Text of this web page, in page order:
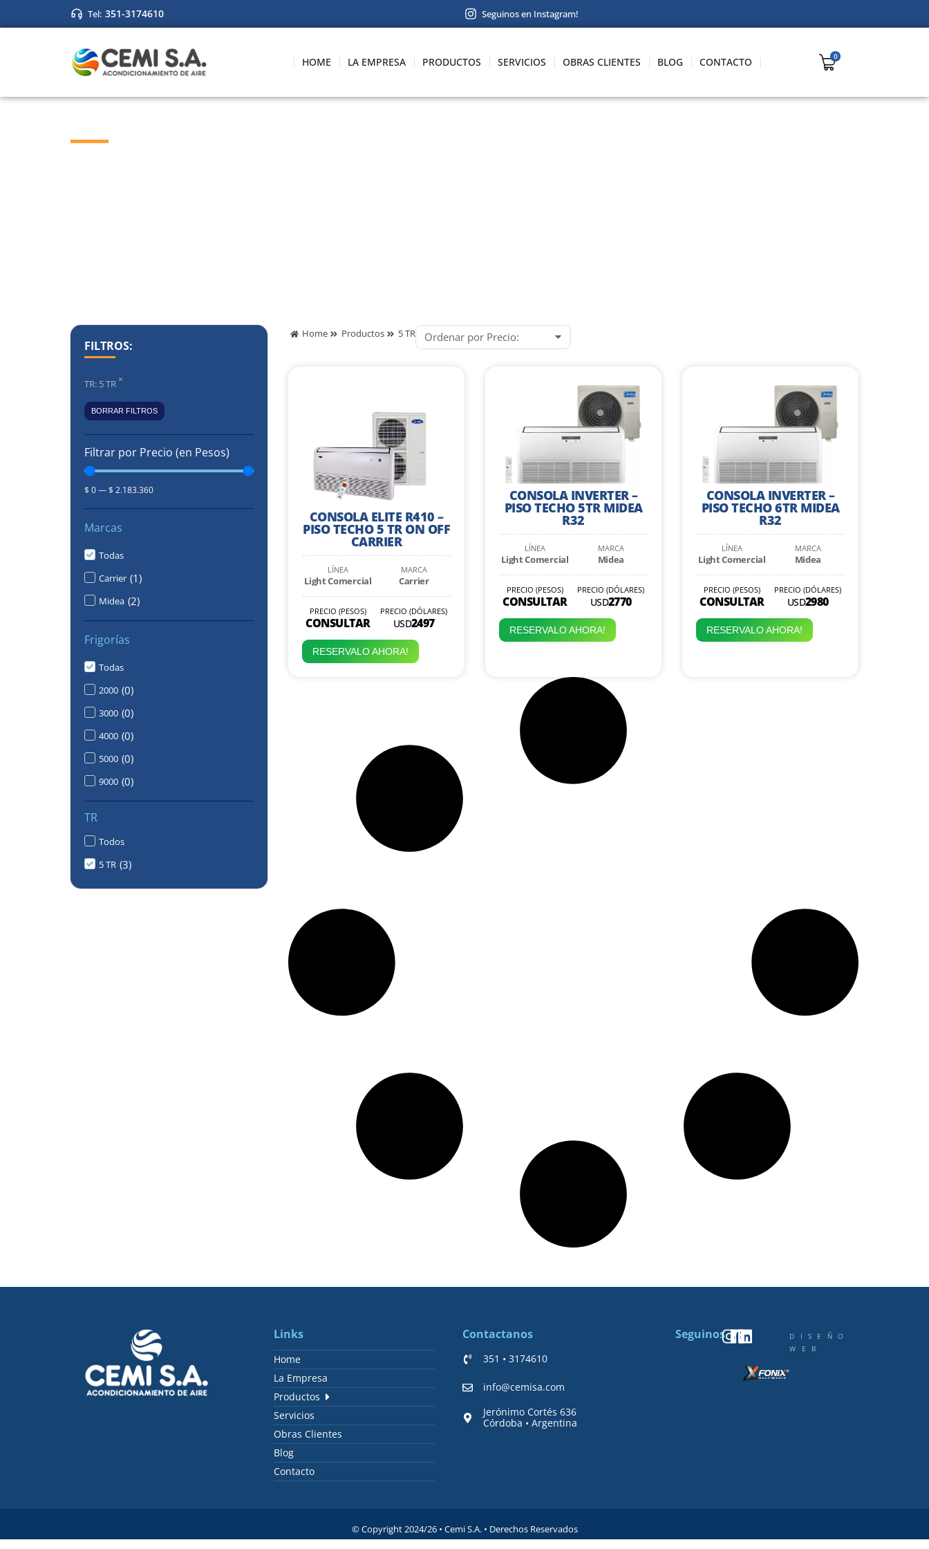
Tel: 351-3174610 Seguinos en Instagram!
HOME LA EMPRESA PRODUCTOS SERVICIOS OBRAS CLIENTES BLOG CONTACTO
FILTROS:
TR: 5 TR ×
BORRAR FILTROS
Filtrar por Precio (en Pesos)
$ 0—$ 2.183.360
Marcas
Todas
Carrier (1)
Midea (2)
Frigorías
Todas
2000 (0)
3000 (0)
4000 (0)
5000 (0)
9000 (0)
TR
Todos
5 TR (3)
Home Productos 5 TR
CONSOLA ELITE R410 –
PISO TECHO 5 TR ON OFF
CARRIER
LÍNEA
Light Comercial
MARCA
Carrier
PRECIO (PESOS)
CONSULTAR
PRECIO (DÓLARES)
USD2497
RESERVALO AHORA!
CONSOLA INVERTER –
PISO TECHO 5TR MIDEA
R32
LÍNEA
Light Comercial
MARCA
Midea
PRECIO (PESOS)
CONSULTAR
PRECIO (DÓLARES)
USD2770
RESERVALO AHORA!
CONSOLA INVERTER –
PISO TECHO 6TR MIDEA
R32
LÍNEA
Light Comercial
MARCA
Midea
PRECIO (PESOS)
CONSULTAR
PRECIO (DÓLARES)
USD2980
RESERVALO AHORA!
Links
Home
La Empresa
Productos
Servicios
Obras Clientes
Blog
Contacto
Contactanos
351 • 3174610
info@cemisa.com
Jerónimo Cortés 636
Córdoba • Argentina
Seguinos
DISEÑO
WEB
© Copyright 2024/26 • Cemi S.A. • Derechos Reservados